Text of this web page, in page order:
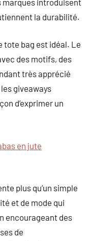
la durabilité.
tote bag est idéal. Le
des motifs, des
très apprécié
giveaways
d’exprimer un
en jute
plus qu’un simple
et de mode qui
encourageant des
de